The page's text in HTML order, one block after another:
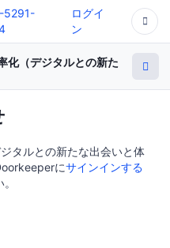
5291-
ログイ
ン
化（デジタルとの新た
タルとの新たな出会いと体
にサインインする